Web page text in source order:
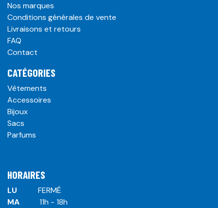
Nos marques
Conditions générales de vente
Livraisons et retours
FAQ
Contact
CATÉGORIES
Vêtements
Accessoires
Bijoux
Sacs
Parfums
HORAIRES
LU
​ ​FERMÉ
MA
​11h - 18h